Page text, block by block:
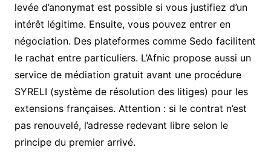
levée d’anonymat est possible si vous justifiez d’un
intérêt légitime. Ensuite, vous pouvez entrer en
négociation. Des plateformes comme Sedo facilitent
le rachat entre particuliers. L’Afnic propose aussi un
service de médiation gratuit avant une procédure
SYRELI (système de résolution des litiges) pour les
extensions françaises. Attention : si le contrat n’est
pas renouvelé, l’adresse redevant libre selon le
principe du premier arrivé.